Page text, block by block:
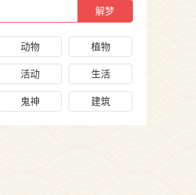
动物 植物
活动 生活
鬼神 建筑